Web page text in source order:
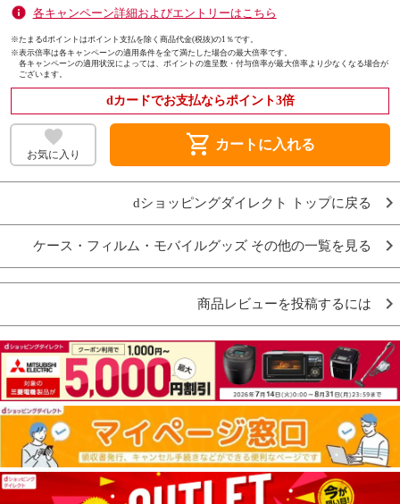
各キャンペーン詳細およびエントリーはこちら
※たまるdポイントはポイント支払を除く商品代金(税抜)の1％です。
※表示倍率は各キャンペーンの適用条件を全て満たした場合の最大倍率です。
各キャンペーンの適用状況によっては、ポイントの進呈数・付与倍率が最大倍率より少なくなる場合が
ございます。
dカードでお支払ならポイント3倍
お気に入り shopping_cart カートに入れる
dショッピングダイレクト トップに戻る
ケース・フィルム・モバイルグッズ その他の一覧を見る
商品レビューを投稿するには